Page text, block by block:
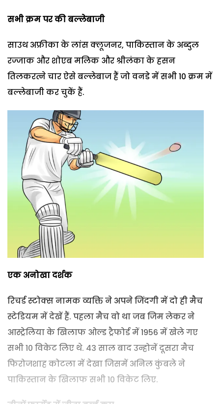
सभी क्रम पर की बल्लेबाजी
साउथ अफ्रीका के लांस क्लूजनर, पाकिस्तान के अब्दुल
रज्जाक और शोएब मलिक और श्रीलंका के हसन
तिलकरत्ने चार ऐसे बल्लेबाज हैं जो वनडे में सभी 10 क्रम में
बल्लेबाजी कर चुकें हैं.
एक अनोखा दर्शक
रिचर्ड स्टोक्स नामक व्यक्ति ने अपने जिंदगी में दो ही मैच
स्टेडियम में देखें हैं. पहला मैच वो था जब जिम लेकर ने
आस्ट्रेलिया के खिलाफ ओल्ड ट्रैफोर्ड में 1956 में खेले गए
सभी 10 विकेट लिए थे. 43 साल बाद उन्होनें दूसरा मैच
फिरोजशाह कोटला में देखा जिसमें अनिल कुंबले ने
पाकिस्तान के खिलाफ सभी 10 विकेट लिए.